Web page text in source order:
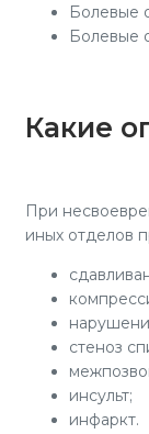
Болевые
Болевые
Какие
При
иных отделов
стеноз
инсульт;
инфаркт.